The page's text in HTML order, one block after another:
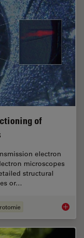
of
electron
microscopes
structural
or…
How